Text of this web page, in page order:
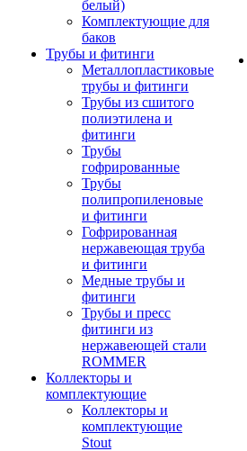
белый)
Комплектующие для
баков
Трубы и фитинги
Металлопластиковые
трубы и фитинги
Трубы из сшитого
полиэтилена и
фитинги
Трубы
гофрированные
Трубы
полипропиленовые
и фитинги
Гофрированная
нержавеющая труба
и фитинги
Медные трубы и
фитинги
Трубы и пресс
фитинги из
нержавеющей стали
ROMMER
Коллекторы и
комплектующие
Коллекторы и
комплектующие
Stout